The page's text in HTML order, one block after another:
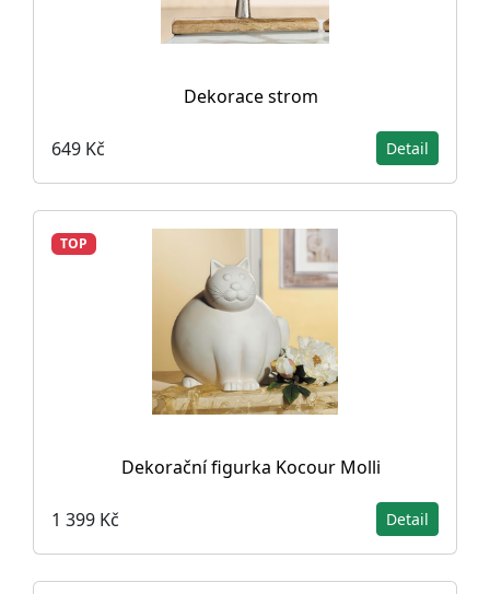
Dekorace strom
649 Kč Detail
TOP
Dekorační figurka Kocour Molli
1 399 Kč Detail